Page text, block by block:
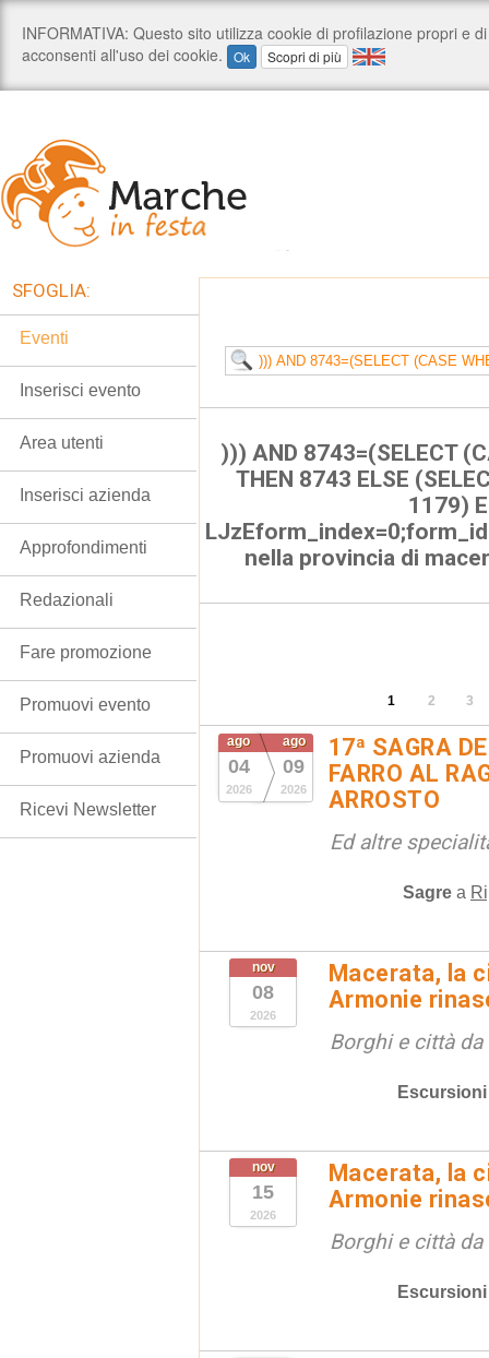
))) AND 8743=(SELECT
THEN 8743 ELSE
1179)
nella provincia di
1 2 3
ago
04
2026
ago
09
2026
17ª SAGRA
FARRO AL
ARROSTO
Ed altre
Sagre a
nov
08
2026
Macerata, la
Armonie
Borghi e città
Escursioni
nov
15
2026
Macerata, la
Armonie
Borghi e città
Escursioni
SFOGLIA:
Eventi
Inserisci evento
Area utenti
Inserisci azienda
Approfondimenti
Redazionali
Fare promozione
Promuovi evento
Promuovi azienda
Ricevi Newsletter